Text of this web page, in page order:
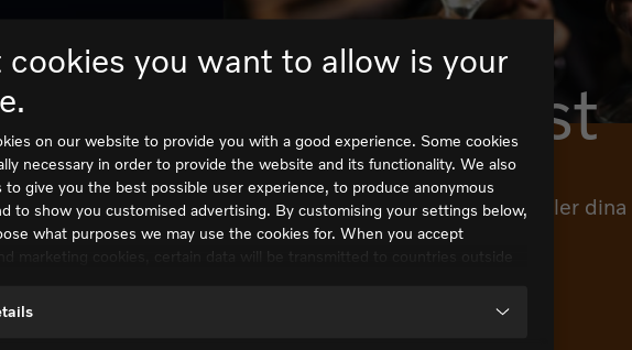
cookies you want to allow is your
on our website to provide you with a good experience. Some cookies
necessary in order to provide the website and its functionality. We also
to give you the best possible user experience, to produce anonymous
to show you customised advertising. By customising your settings below,
what purposes we may use the cookies for. When you accept
marketing cookies, certain data will be transmitted to countries outside
For example, U.S. law does not meet all the requirements for personal data
Mingelfest
Samla kollegorna, kunderna eller
umgås i vår unika miljö.